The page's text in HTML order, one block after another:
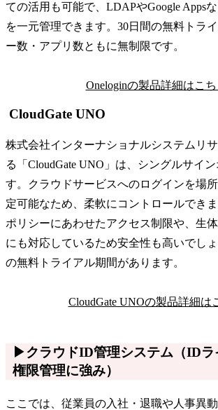
ての活用も可能で、LDAPやGoogle Apps
を一元管理できます。30日間の無料トラ
ー数・アプリ数ともに無制限です。
Oneloginの製品詳細はこち
CloudGate UNO
株式会社インターナショナルシステムリ
る「CloudGate UNO」は、シングルサイ
す。クラウドサービスへのログインを場
定可能なため、柔軟にコントロールでき
ポリシーにあわせたアクセス制限や、生
にも対応しているため安全性も高いでし
の無料トライアル期間があります。
CloudGate UNOの製品詳細は
▶クラウドID管理システム（IDラ
権限管理に強み）
ここでは、従業員の入社・退職や人事異